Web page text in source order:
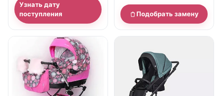
Узнать дату
поступления
Подобрать замену
нет в продаже